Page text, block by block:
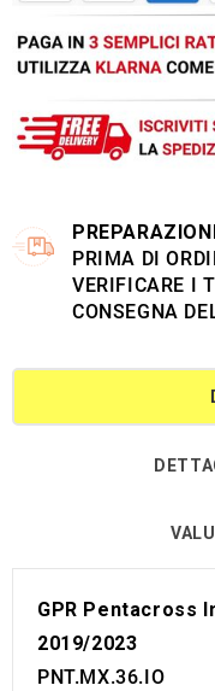
PRIMA DI
VERIFICARE I
CONSEGNA
GPR Pentacross
2019/2023
PNT.MX.36.IO